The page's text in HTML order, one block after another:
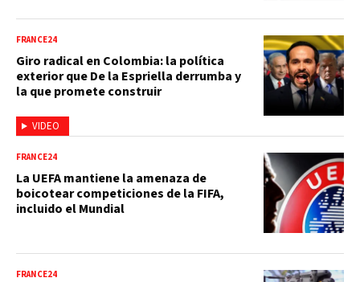
VIDEO
FRANCE24
Giro radical en Colombia: la política
exterior que De la Espriella derrumba y
la que promete construir
FRANCE24
La UEFA mantiene la amenaza de
boicotear competiciones de la FIFA,
incluido el Mundial
FRANCE24